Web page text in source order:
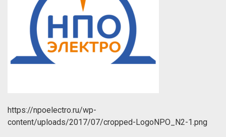
https://npoelectro.ru/wp-
content/uploads/2017/07/cropped-LogoNPO_N2-1.png